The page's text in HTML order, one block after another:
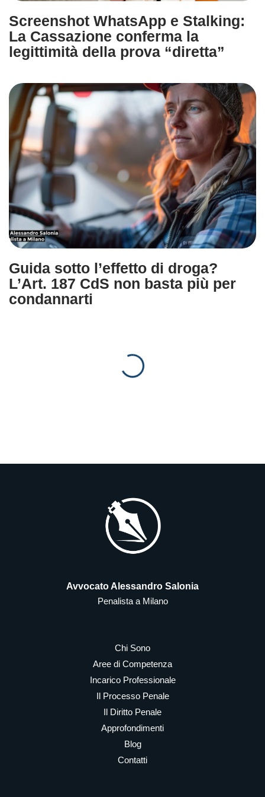
Screenshot WhatsApp e Stalking:
La Cassazione conferma la
legittimità della prova “diretta”
Guida sotto l’effetto di droga?
L’Art. 187 CdS non basta più per
condannarti
Avvocato Alessandro Salonia
Penalista a Milano
Chi Sono
Aree di Competenza
Incarico Professionale
Il Processo Penale
Il Diritto Penale
Approfondimenti
Blog
Contatti